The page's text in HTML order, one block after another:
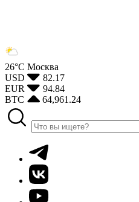
26°С Москва
USD
82.17
EUR
94.84
BTC
64,961.24